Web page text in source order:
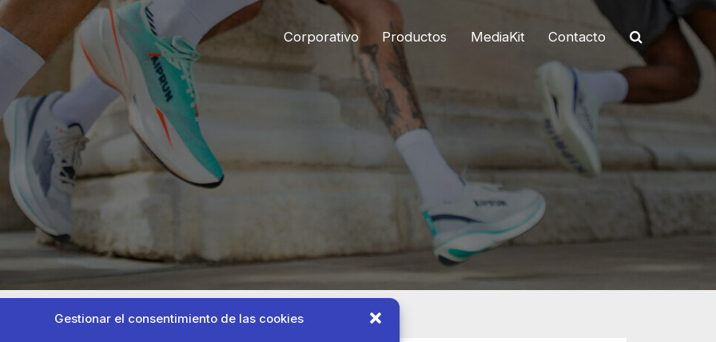
Gestionar el consentimiento de las cookies
Corporativo Productos MediaKit Contacto